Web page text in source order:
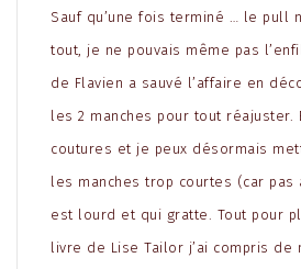
Sauf qu’une fois terminé … le pull
tout, je ne pouvais même pas
de Flavien a sauvé l’affaire en
les 2 manches pour tout réajuster.
coutures et je peux désormais
les manches trop courtes (car
est lourd et qui gratte. Tout pour
livre de Lise Tailor j’ai compris de